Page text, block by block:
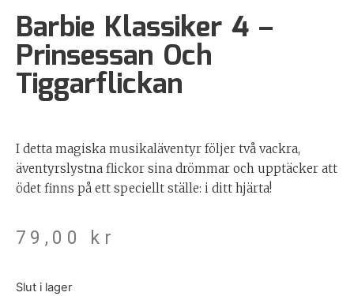
Barbie Klassiker 4 –
Prinsessan Och
Tiggarflickan
I detta magiska musikaläventyr följer två vackra,
äventyrslystna flickor sina drömmar och upptäcker att
ödet finns på ett speciellt ställe: i ditt hjärta!
79,00 kr
Slut i lager